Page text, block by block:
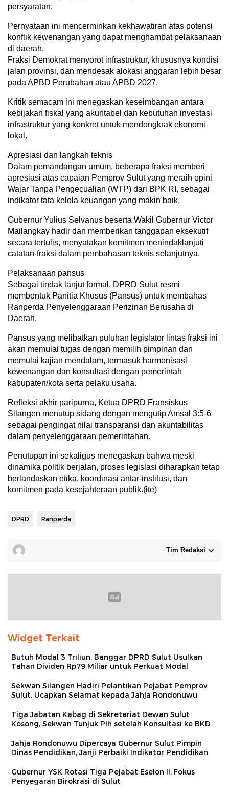
persyaratan.
Pernyataan ini mencerminkan kekhawatiran atas potensi
konflik kewenangan yang dapat menghambat pelaksanaan
di daerah.
Fraksi Demokrat menyorot infrastruktur, khususnya kondisi
jalan provinsi, dan mendesak alokasi anggaran lebih besar
pada APBD Perubahan atau APBD 2027.
Kritik semacam ini menegaskan keseimbangan antara
kebijakan fiskal yang akuntabel dan kebutuhan investasi
infrastruktur yang konkret untuk mendongkrak ekonomi
lokal.
Apresiasi dan langkah teknis
Dalam pemandangan umum, beberapa fraksi memberi
apresiasi atas capaian Pemprov Sulut yang meraih opini
Wajar Tanpa Pengecualian (WTP) dari BPK RI, sebagai
indikator tata kelola keuangan yang makin baik.
Gubernur Yulius Selvanus beserta Wakil Gubernur Victor
Mailangkay hadir dan memberikan tanggapan eksekutif
secara tertulis, menyatakan komitmen menindaklanjuti
catatan-fraksi dalam pembahasan teknis selanjutnya.
Pelaksanaan pansus
Sebagai tindak lanjut formal, DPRD Sulut resmi
membentuk Panitia Khusus (Pansus) untuk membahas
Ranperda Penyelenggaraan Perizinan Berusaha di
Daerah.
Pansus yang melibatkan puluhan legislator lintas fraksi ini
akan memulai tugas dengan memilih pimpinan dan
memulai kajian mendalam, termasuk harmonisasi
kewenangan dan konsultasi dengan pemerintah
kabupaten/kota serta pelaku usaha.
Refleksi akhir paripurna, Ketua DPRD Fransiskus
Silangen menutup sidang dengan mengutip Amsal 3:5-6
sebagai pengingat nilai transparansi dan akuntabilitas
dalam penyelenggaraan pemerintahan.
Penutupan ini sekaligus menegaskan bahwa meski
dinamika politik berjalan, proses legislasi diharapkan tetap
berlandaskan etika, koordinasi antar-institusi, dan
komitmen pada kesejahteraan publik.(ite)
DPRD Ranperda
Tim Redaksi
Widget Terkait
Butuh Modal 3 Triliun, Banggar DPRD Sulut Usulkan
Tahan Dividen Rp79 Miliar untuk Perkuat Modal
Sekwan Silangen Hadiri Pelantikan Pejabat Pemprov
Sulut, Ucapkan Selamat kepada Jahja Rondonuwu
Tiga Jabatan Kabag di Sekretariat Dewan Sulut
Kosong, Sekwan Tunjuk Plh setelah Konsultasi ke BKD
Jahja Rondonuwu Dipercaya Gubernur Sulut Pimpin
Dinas Pendidikan, Janji Perbaiki Indikator Pendidikan
Gubernur YSK Rotasi Tiga Pejabat Eselon II, Fokus
Penyegaran Birokrasi di Sulut